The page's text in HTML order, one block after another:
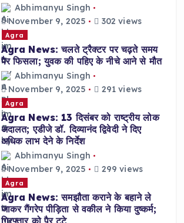
Abhimanyu Singh
November 9, 2025
302 views
Agra
Agra News: चलते ट्रैक्टर पर चढ़ते समय
पैर फिसला; युवक की पहिए के नीचे आने से मौत
Abhimanyu Singh
November 9, 2025
291 views
Agra
Agra News: 13 दिसंबर को राष्ट्रीय लोक
अदालत; एडीजे डॉ. दिव्यानंद द्विवेदी ने दिए
अधिक लाभ देने के निर्देश
Abhimanyu Singh
November 9, 2025
299 views
Agra
Agra News: समझौता कराने के बहाने ले
जाकर गैंगरेप पीड़िता से वकील ने किया दुष्कर्म;